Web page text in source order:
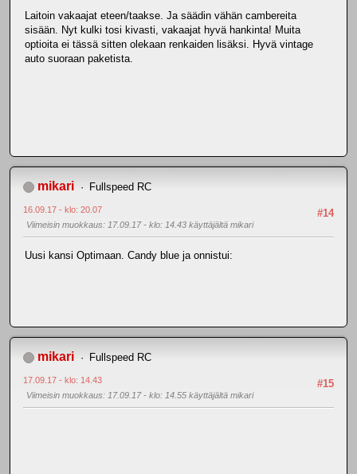
Laitoin vakaajat eteen/taakse. Ja säädin vähän cambereita
sisään. Nyt kulki tosi kivasti, vakaajat hyvä hankinta! Muita
optioita ei tässä sitten olekaan renkaiden lisäksi. Hyvä vintage
auto suoraan paketista.
mikari Fullspeed RC
#14
16.09.17 - klo: 20.07
Viimeisin muokkaus: 17.09.17 - klo: 14.43 käyttäjältä mikari
Uusi kansi Optimaan. Candy blue ja onnistui:
mikari Fullspeed RC
#15
17.09.17 - klo: 14.43
Viimeisin muokkaus: 17.09.17 - klo: 14.55 käyttäjältä mikari